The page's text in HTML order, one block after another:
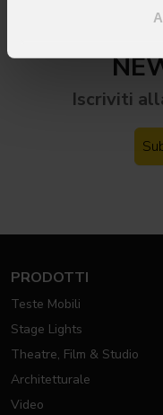
Iscriviti
PRODOTTI
Teste Mobili
Stage Lights
Theatre, Film & Studio
Architetturale
Video